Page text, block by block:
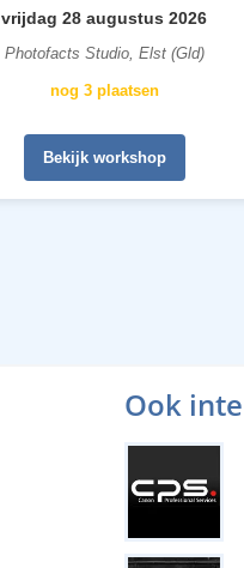
vrijdag 28 augustus 2026
Photofacts Studio, Elst (Gld)
nog 3 plaatsen
Bekijk workshop
Ook